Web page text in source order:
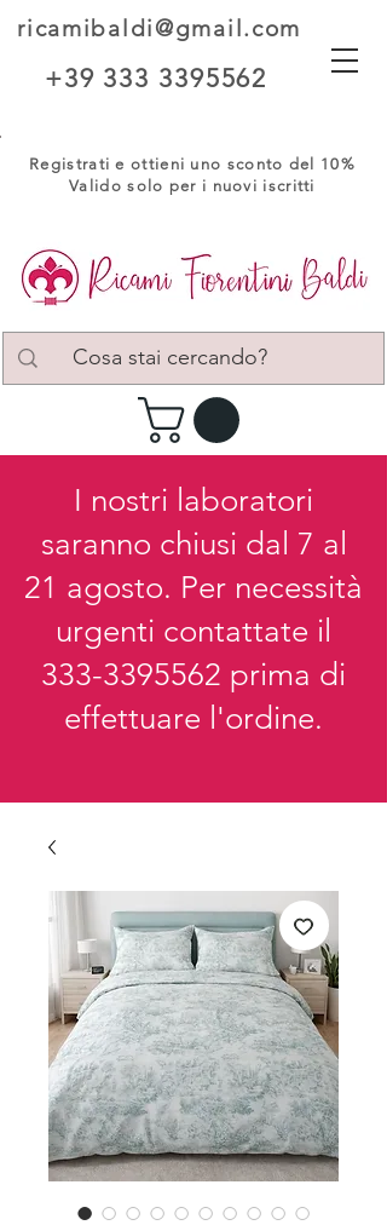
ricamibaldi@gmail.com
+39 333 3395562
Registrati e ottieni uno sconto del 10%
Valido solo per i nuovi iscritti
I nostri laboratori
saranno chiusi dal 7 al
21 agosto. Per necessità
urgenti contattate il
333-3395562 prima di
effettuare l'ordine.